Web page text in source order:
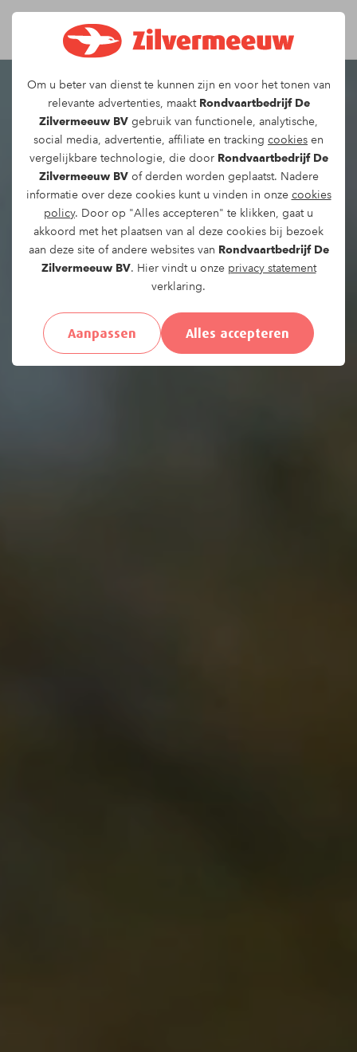
Om u beter van dienst te kunnen zijn en voor het tonen van
relevante advertenties, maakt Rondvaartbedrijf De
Zilvermeeuw BV gebruik van functionele, analytische,
social media, advertentie, affiliate en tracking cookies en
vergelijkbare technologie, die door Rondvaartbedrijf De
Zilvermeeuw BVof derden worden geplaatst. Nadere
informatie over deze cookies kunt u vinden in onze cookies
policy. Door op "Alles accepteren" te klikken, gaat u
akkoord met het plaatsen van al deze cookies bij bezoek
aan deze site of andere websites van Rondvaartbedrijf De
Zilvermeeuw BV. Hier vindt u onze privacy statement
verklaring.
Aanpassen Alles accepteren